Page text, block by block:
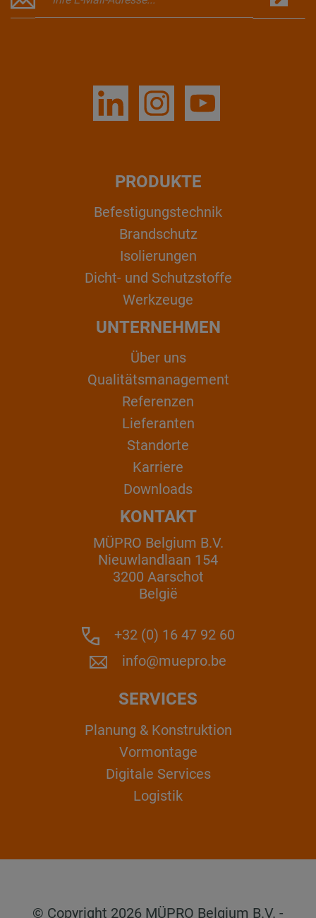
PRODUKTE
Befestigungstechnik
Brandschutz
Isolierungen
Dicht- und Schutzstoffe
Werkzeuge
UNTERNEHMEN
Über uns
Qualitätsmanagement
Referenzen
Lieferanten
Standorte
Karriere
Downloads
KONTAKT
MÜPRO Belgium B.V.
Nieuwlandlaan 154
3200 Aarschot
België
+32 (0) 16 47 92 60
info@muepro.be
SERVICES
Planung & Konstruktion
Vormontage
Digitale Services
Logistik
© Copyright 2026 MÜPRO Belgium B.V. -